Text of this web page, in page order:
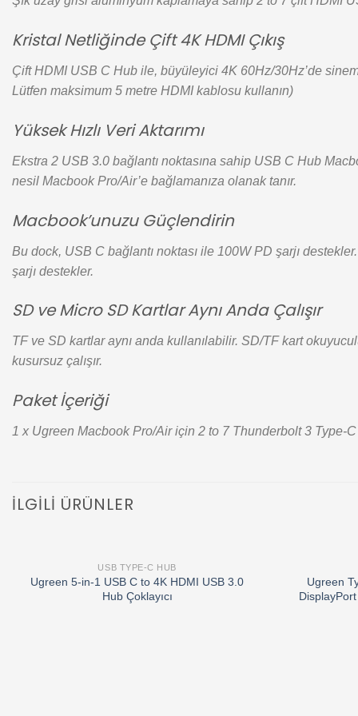
Kristal Netliğinde Çift 4K HDMI Çıkış
Çift HDMI USB C Hub ile, büyüleyici 4K 60Hz/30Hz’de
Lütfen maksimum 5 metre HDMI kablosu kullanın)
Yüksek Hızlı Veri Aktarımı
Ekstra 2 USB 3.0 bağlantı noktasına sahip USB C Hub
nesil Macbook Pro/Air’e bağlamanıza olanak tanır.
Macbook’unuzu Güçlendirin
Bu dock, USB C bağlantı noktası ile 100W PD şarjı
şarjı destekler.
SD ve Micro SD Kartlar Aynı Anda Çalışır
TF ve SD kartlar aynı anda kullanılabilir. SD/TF kart
kusursuz çalışır.
Paket İçeriği
1 x Ugreen Macbook Pro/Air için 2 to 7 Thunderbolt 3 Type-
İLGILI ÜRÜNLER
Add to
USB TYPE-C HUB
Ugreen 5-in-1 USB C to 4K HDMI USB 3.0
Hub Çoklayıcı
Ugreen